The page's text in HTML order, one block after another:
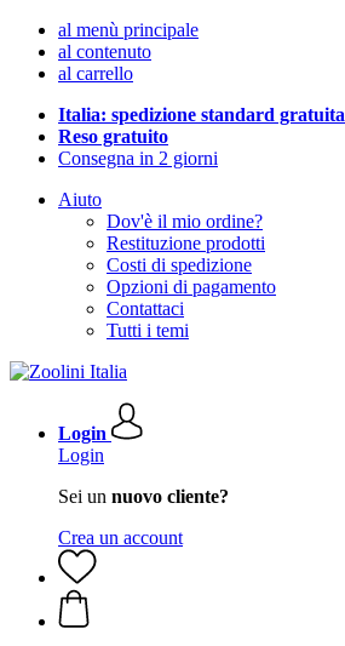
al menù principale
al contenuto
al carrello
Italia: spedizione standard gratuita
Reso gratuito
Consegna in 2 giorni
Aiuto
Dov'è il mio ordine?
Restituzione prodotti
Costi di spedizione
Opzioni di pagamento
Contattaci
Tutti i temi
Login
Login
Sei un nuovo cliente?
Crea un account